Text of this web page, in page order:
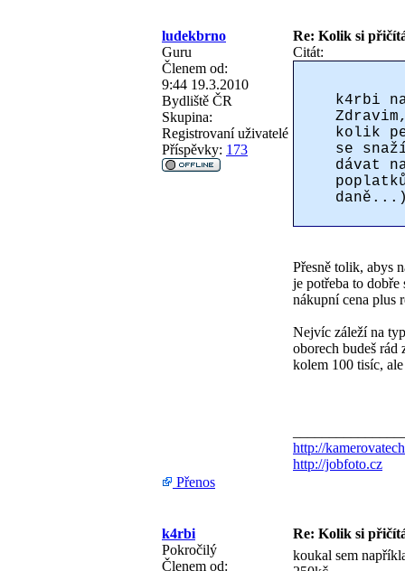
ludekbrno
Re: Kolik si
Guru
Členem od:
9:44 19.3.2010
Bydliště ČR
Skupina:
Registrovaní uživatelé
Příspěvky: 173
Citát:
k4rbi
kolik
se
dávat
Přesně tolik, abys
je potřeba to dobře
nákupní cena plus
Nejvíc záleží na
oborech budeš
kolem 100 tisíc,
http://
http://jobfoto.cz
Přenos
k4rbi
Re: Kolik si
Pokročilý
Členem od:
koukal sem